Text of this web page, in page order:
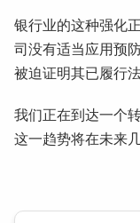
银行业的这种强化
司没有适当应用预
被迫证明其已履行法
我们正在到达一个
这一趋势将在未来